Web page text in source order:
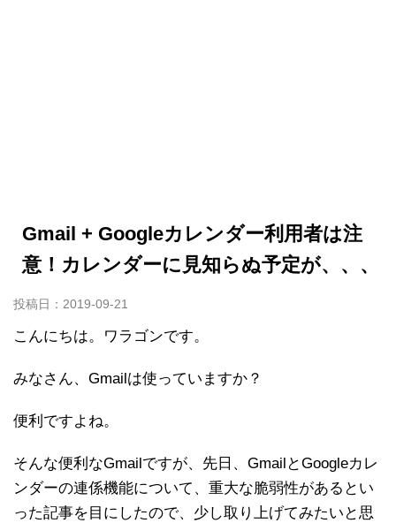
Gmail + Googleカレンダー利用者は注
意！カレンダーに見知らぬ予定が、、、
投稿日： 2019-09-21
こんにちは。ワラゴンです。
みなさん、Gmailは使っていますか？
便利ですよね。
そんな便利なGmailですが、先日、GmailとGoogleカレ
ンダーの連係機能について、重大な脆弱性があるとい
った記事を目にしたので、少し取り上げてみたいと思